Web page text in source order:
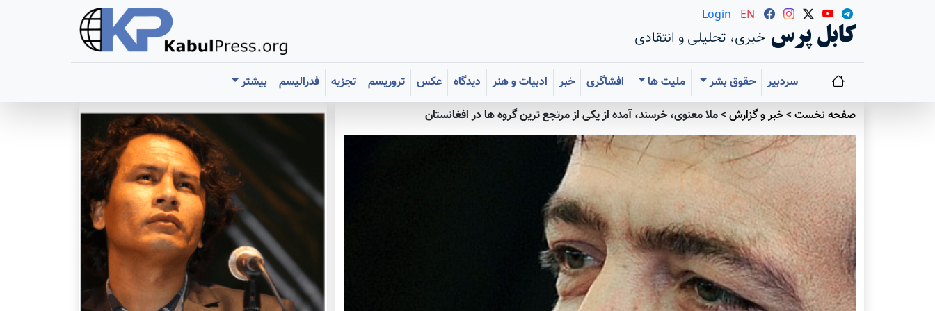
کابل پرس خبری، تحلیلی و انتقادی
Login EN
سردبیر حقوق بشر ملیت ها افشاگری خبر ادبیات و هنر دیدگاه عکس تروریسم تجزیه فدرالیسم
بیشتر
صفحه نخست>خبر و گزارش>ملا معنوی، خرسند، آمده از یکی از مرتجع ترین گروه ها در افغانستان